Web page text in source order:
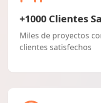
+1000 Clientes
Miles de proyectos
clientes satisfechos